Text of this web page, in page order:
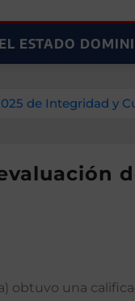
ESTADO
de Integridad y
obtuvo una